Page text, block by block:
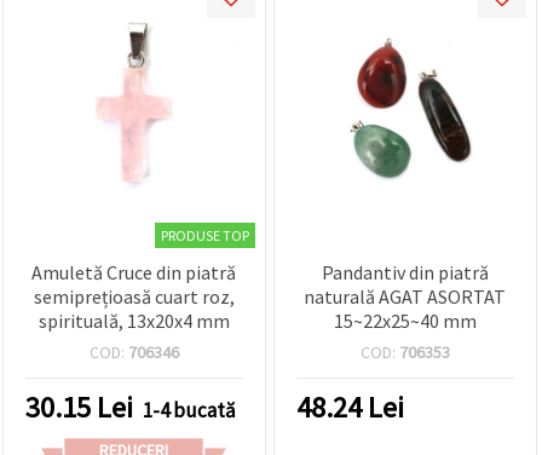
PRODUSE TOP
Amuletă Cruce din piatră
semiprețioasă cuart roz,
spirituală, 13x20x4 mm
COD: 706346
30.15 Lei 1-4 bucată
REDUCERI
Pandantiv din piatră
naturală AGAT ASORTAT
15~22x25~40 mm
COD: 706353
48.24Lei